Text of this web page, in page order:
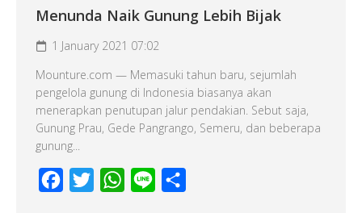
Menunda Naik Gunung Lebih Bijak
1 January 2021 07:02
Mounture.com — Memasuki tahun baru, sejumlah
pengelola gunung di Indonesia biasanya akan
menerapkan penutupan jalur pendakian. Sebut saja,
Gunung Prau, Gede Pangrango, Semeru, dan beberapa
gunung...
Facebook
Twitter WhatsApp
Line